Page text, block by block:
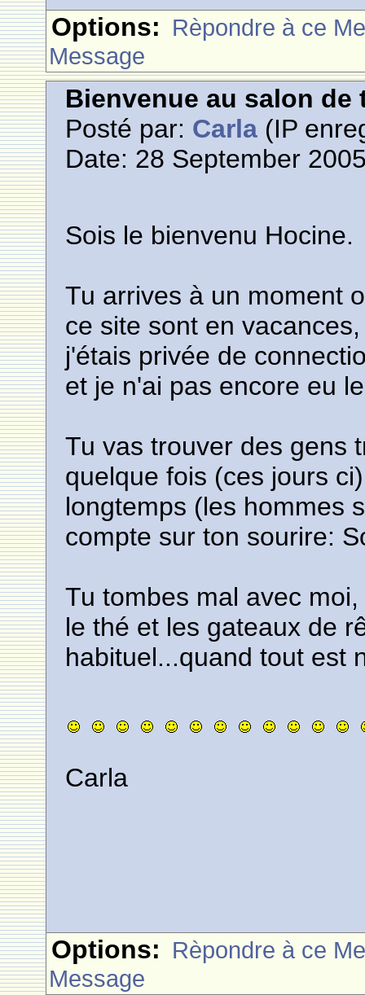
Options: Rèpondre à ce
Message
Bienvenue au salon de
Posté par: Carla (IP
Date: 28 September
Sois le bienvenu Hocine.
Tu arrives à un moment
ce site sont en
j'étais privée de
et je n'ai pas encore eu
Tu vas trouver des gens
quelque fois (ces jours
longtemps (les hommes
compte sur ton sourire:
Tu tombes mal avec
le thé et les gateaux de
habituel...quand tout est
Carla
Options: Rèpondre à ce
Message